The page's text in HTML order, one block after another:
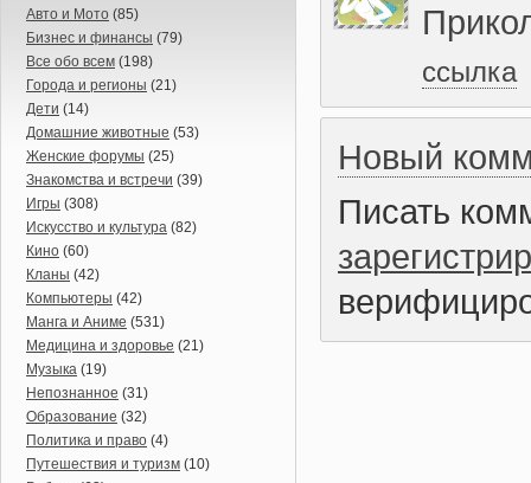
Авто и Мото (85)
Бизнес и финансы (79)
Все обо всем (198)
Города и регионы (21)
Дети (14)
Домашние животные (53)
Женские форумы (25)
Знакомства и встречи (39)
Игры (308)
Искусство и культура (82)
Кино (60)
Кланы (42)
Компьютеры (42)
Манга и Аниме (531)
Медицина и здоровье (21)
Музыка (19)
Непознанное (31)
Образование (32)
Политика и право (4)
Путешествия и туризм (10)
ссылка
Новый
Писать